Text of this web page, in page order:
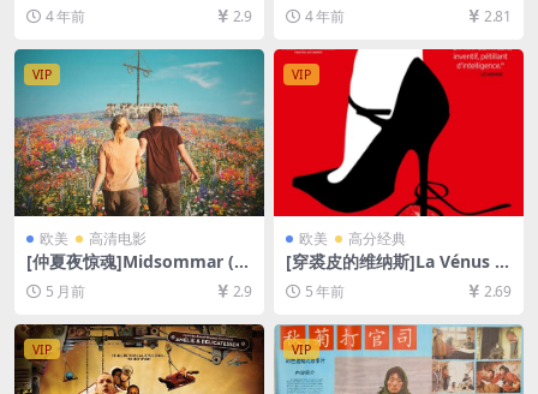
(2004)[百度网盘+迅雷云盘资
源1080P超清未删减][MP4/9.
8GB][中英字幕]
4 年前 2.9
+迅雷云盘资源1080P超清未
删减][MP4/9GB][韩语中字]
4 年前 2.81
VIP
欧美 高清电影
[仲夏夜惊魂]Midsommar (2
019)[百度网盘+夸克网盘1080
P超清未删减资源][网盘在线播
幕]
5 月前 2.9
VIP
欧美 高分经典
[穿裘皮的维纳斯]La Vénus à
la fourrure (2013)完整版[百
度网盘+迅雷云盘资源1080P
声中文字幕]
5 年前 2.69
VIP VIP